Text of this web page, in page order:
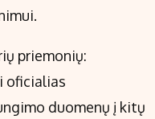
priemonių:
oficialias
duomenų į kitų